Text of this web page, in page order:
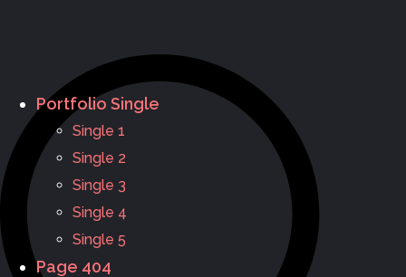
Portfolio Single
Single 1
Single 2
Single 3
Single 4
Single 5
Page 404